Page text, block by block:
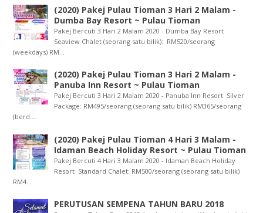
(2020) Pakej Pulau Tioman 3 Hari 2 Malam -
Dumba Bay Resort ~ Pulau Tioman
Pakej Bercuti 3 Hari 2 Malam 2020 - Dumba Bay Resort
Seaview Chalet (seorang satu bilik): RM520/seorang
(weekdays) RM...
(2020) Pakej Pulau Tioman 3 Hari 2 Malam -
Panuba Inn Resort ~ Pulau Tioman
Pakej Bercuti 3 Hari 2 Malam 2020 - Panuba Inn Resort Silver
Package: RM495/seorang (seorang satu bilik) RM365/seorang
(berd...
(2020) Pakej Pulau Tioman 4 Hari 3 Malam -
Idaman Beach Holiday Resort ~ Pulau Tioman
Pakej Bercuti 4 Hari 3 Malam 2020 - Idaman Beach Holiday
Resort Standard Chalet: RM500/seorang (seorang satu bilik)
RM4...
PERUTUSAN SEMPENA TAHUN BARU 2018